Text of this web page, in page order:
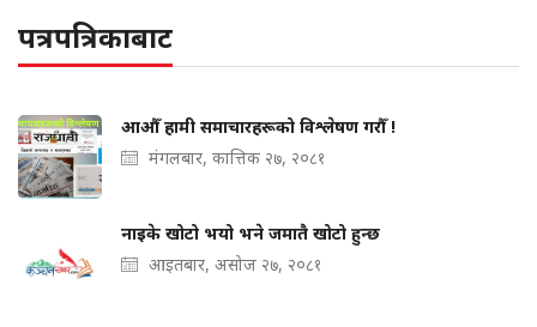
पत्रपत्रिकाबाट
आऔँ हामी समाचारहरूको विश्लेषण गरौँ !
मंगलबार, कात्तिक २७, २०८१
नाइके खोटो भयो भने जमातै खोटो हुन्छ
आइतबार, असोज २७, २०८१